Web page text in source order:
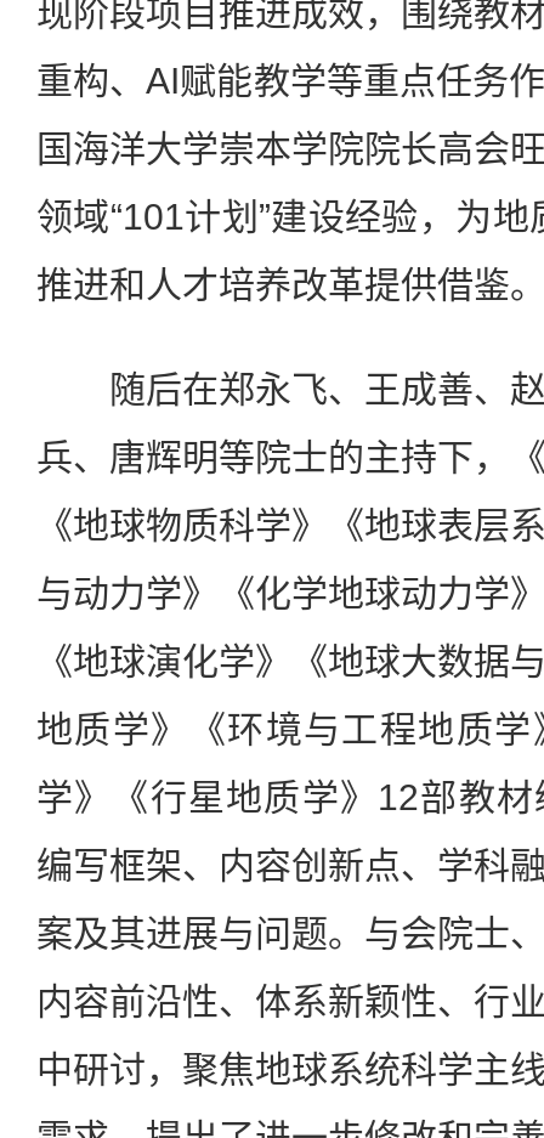
现阶段项目推进成效，围绕教
重构、AI赋能教学等重点任务
国海洋大学崇本学院院长高会
领域“101计划”建设经验，为地
推进和人才培养改革提供借鉴
随后在郑永飞、王成善、赵
兵、唐辉明等院士的主持下，
《地球物质科学》《地球表层
与动力学》《化学地球动力学
《地球演化学》《地球大数据
地质学》《环境与工程地质
学》《行星地质学》12部教
编写框架、内容创新点、学科
案及其进展与问题。与会院士
内容前沿性、体系新颖性、行
中研讨，聚焦地球系统科学主